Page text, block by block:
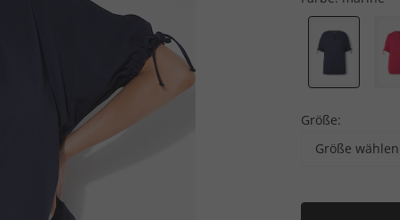
Größe:
Größe wählen